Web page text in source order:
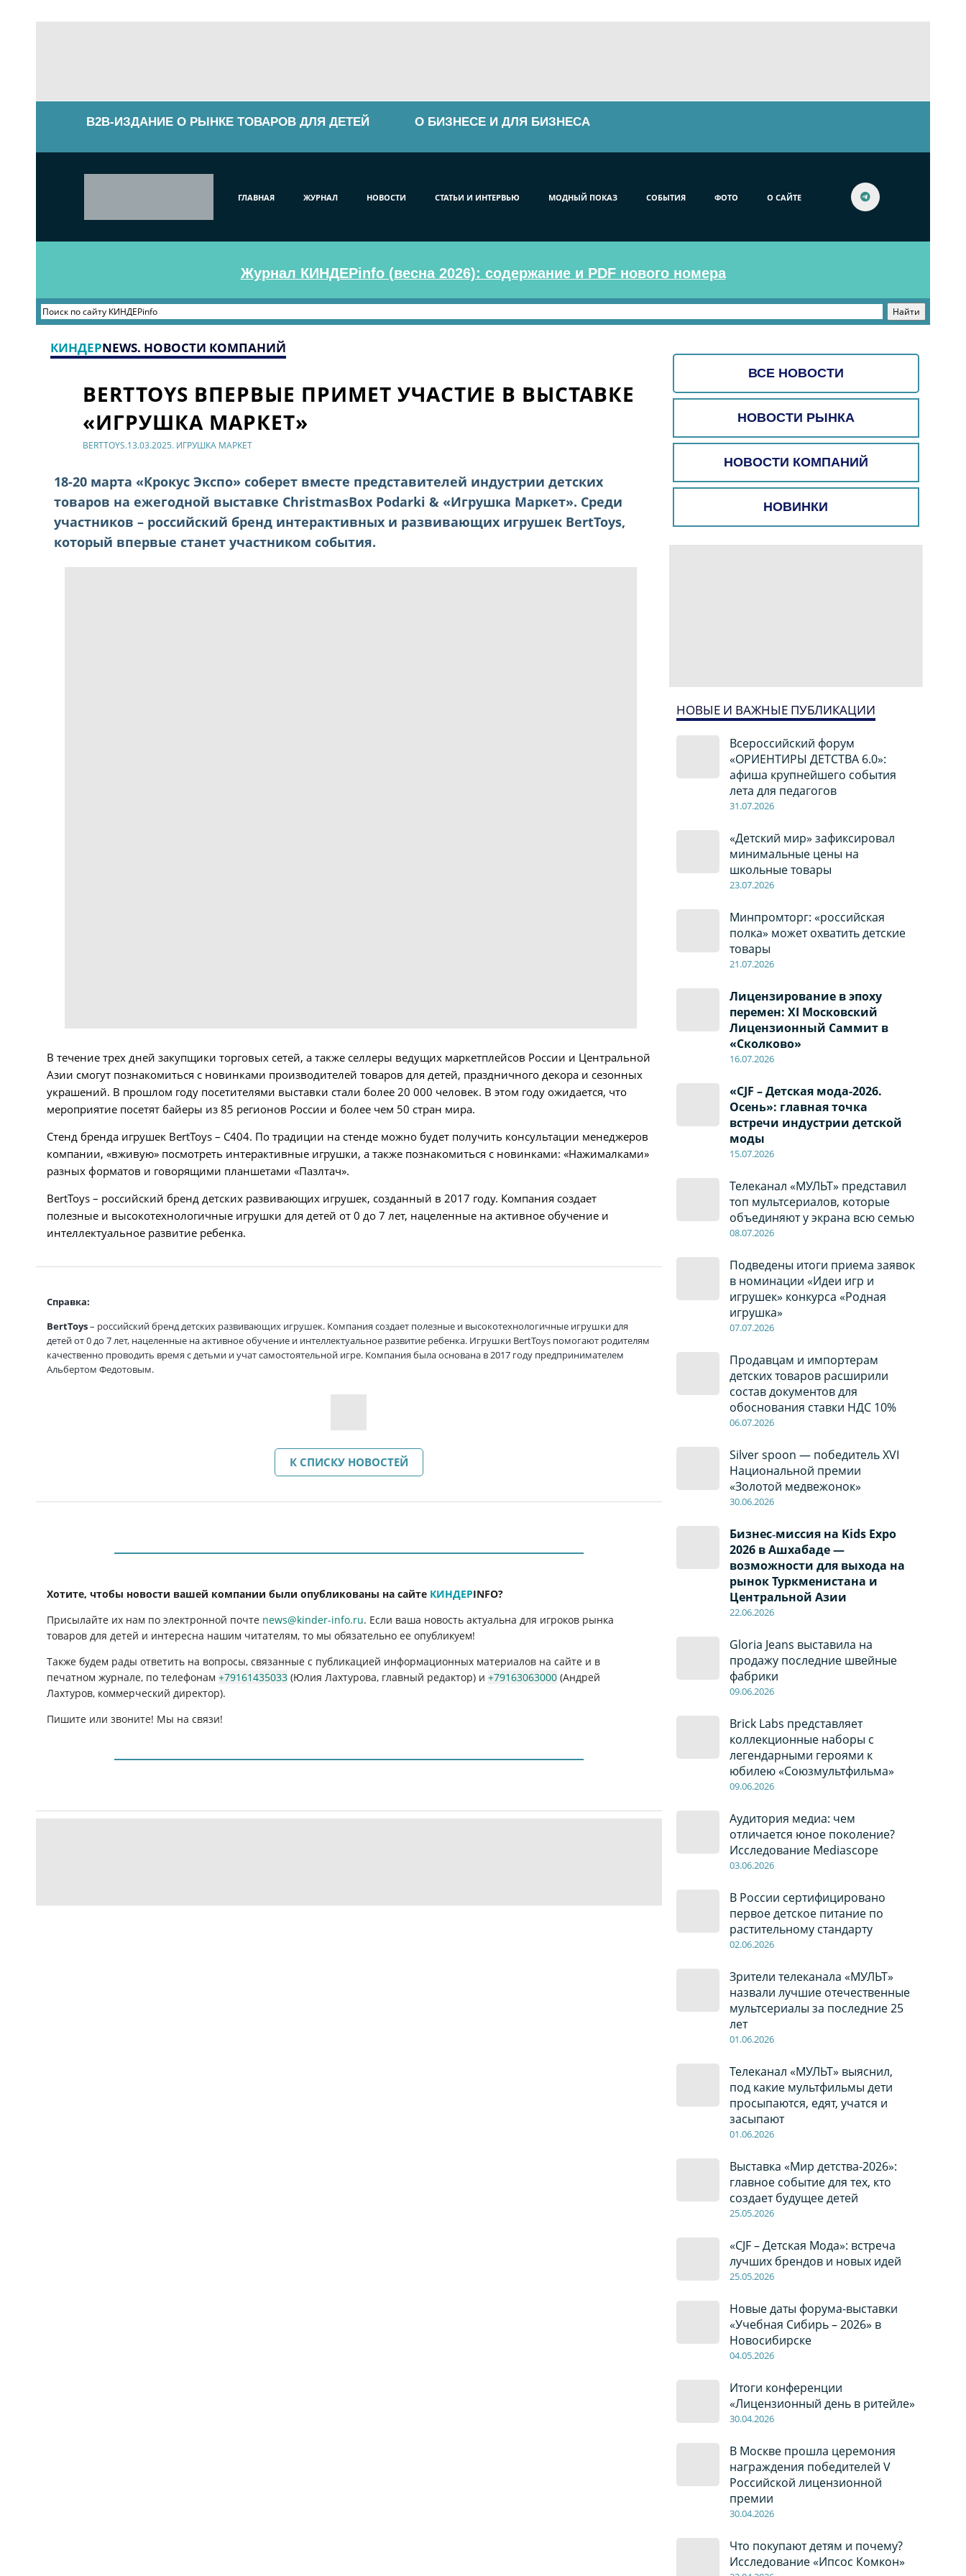
B2B-ИЗДАНИЕ О РЫНКЕ ТОВАРОВ ДЛЯ ДЕТЕЙ О БИЗНЕСЕ И ДЛЯ БИЗНЕСА
ГЛАВНАЯ ЖУРНАЛ НОВОСТИ СТАТЬИ И ИНТЕРВЬЮ МОДНЫЙ ПОКАЗ СОБЫТИЯ ФОТО О САЙТЕ
Журнал КИНДЕРinfo (весна 2026): содержание и PDF нового номера
ВСЕ НОВОСТИ
НОВОСТИ РЫНКА
НОВОСТИ КОМПАНИЙ
НОВИНКИ
НОВЫЕ И ВАЖНЫЕ ПУБЛИКАЦИИ
Всероссийский форум
«ОРИЕНТИРЫ ДЕТСТВА 6.0»:
афиша крупнейшего события
лета для педагогов
31.07.2026
«Детский мир» зафиксировал
минимальные цены на
школьные товары
23.07.2026
Минпромторг: «российская
полка» может охватить детские
товары
21.07.2026
Лицензирование в эпоху
перемен: XI Московский
Лицензионный Саммит в
«Сколково»
16.07.2026
«CJF – Детская мода-2026.
Осень»: главная точка
встречи индустрии детской
моды
15.07.2026
Телеканал «МУЛЬТ» представил
топ мультсериалов, которые
объединяют у экрана всю семью
08.07.2026
Подведены итоги приема заявок
в номинации «Идеи игр и
игрушек» конкурса «Родная
игрушка»
07.07.2026
Продавцам и импортерам
детских товаров расширили
состав документов для
обоснования ставки НДС 10%
06.07.2026
Silver spoon — победитель XVI
Национальной премии
«Золотой медвежонок»
30.06.2026
Бизнес‑миссия на Kids Expo
2026 в Ашхабаде —
возможности для выхода на
рынок Туркменистана и
Центральной Азии
22.06.2026
Gloria Jeans выставила на
продажу последние швейные
фабрики
09.06.2026
Brick Labs представляет
коллекционные наборы с
легендарными героями к
юбилею «Союзмультфильма»
09.06.2026
Аудитория медиа: чем
отличается юное поколение?
Исследование Mediascope
03.06.2026
В России сертифицировано
первое детское питание по
растительному стандарту
02.06.2026
Зрители телеканала «МУЛЬТ»
назвали лучшие отечественные
мультсериалы за последние 25
лет
01.06.2026
Телеканал «МУЛЬТ» выяснил,
под какие мультфильмы дети
просыпаются, едят, учатся и
засыпают
01.06.2026
Выставка «Мир детства-2026»:
главное событие для тех, кто
создает будущее детей
25.05.2026
«CJF – Детская Мода»: встреча
лучших брендов и новых идей
25.05.2026
Новые даты форума-выставки
«Учебная Сибирь – 2026» в
Новосибирске
04.05.2026
Итоги конференции
«Лицензионный день в ритейле»
30.04.2026
В Москве прошла церемония
награждения победителей V
Российской лицензионной
премии
30.04.2026
Что покупают детям и почему?
Исследование «Ипсос Комкон»
КИНДЕРNEWS. НОВОСТИ КОМПАНИЙ
BERTTOYS ВПЕРВЫЕ ПРИМЕТ УЧАСТИЕ В ВЫСТАВКЕ
«ИГРУШКА МАРКЕТ»
BERTTOYS.13.03.2025. ИГРУШКА МАРКЕТ
18-20 марта «Крокус Экспо» соберет вместе представителей индустрии детских
товаров на ежегодной выставке ChristmasBox Podarki & «Игрушка Маркет». Среди
участников – российский бренд интерактивных и развивающих игрушек BertToys,
который впервые станет участником события.
В течение трех дней закупщики торговых сетей, а также селлеры ведущих маркетплейсов России и Центральной
Азии смогут познакомиться с новинками производителей товаров для детей, праздничного декора и сезонных
украшений. В прошлом году посетителями выставки стали более 20 000 человек. В этом году ожидается, что
мероприятие посетят байеры из 85 регионов России и более чем 50 стран мира.
Стенд бренда игрушек BertToys – С404. По традиции на стенде можно будет получить консультации менеджеров
компании, «вживую» посмотреть интерактивные игрушки, а также познакомиться с новинками: «Нажималками»
разных форматов и говорящими планшетами «Пазлтач».
BertToys – российский бренд детских развивающих игрушек, созданный в 2017 году. Компания создает
полезные и высокотехнологичные игрушки для детей от 0 до 7 лет, нацеленные на активное обучение и
интеллектуальное развитие ребенка.
Справка:
BertToys– российский бренд детских развивающих игрушек. Компания создает полезные и высокотехнологичные игрушки для
детей от 0 до 7 лет, нацеленные на активное обучение и интеллектуальное развитие ребенка. Игрушки BertToys помогают родителям
качественно проводить время с детьми и учат самостоятельной игре. Компания была основана в 2017 году предпринимателем
Альбертом Федотовым.
К СПИСКУ НОВОСТЕЙ
Хотите, чтобы новости вашей компании были опубликованы на сайте КИНДЕРINFO?
Присылайте их нам по электронной почте news@kinder-info.ru. Если ваша новость актуальна для игроков рынка
товаров для детей и интересна нашим читателям, то мы обязательно ее опубликуем!
Также будем рады ответить на вопросы, связанные с публикацией информационных материалов на сайте и в
печатном журнале, по телефонам+79161435033 (Юлия Лахтурова, главный редактор) и+79163063000 (Андрей
Лахтуров, коммерческий директор).
Пишите или звоните! Мы на связи!